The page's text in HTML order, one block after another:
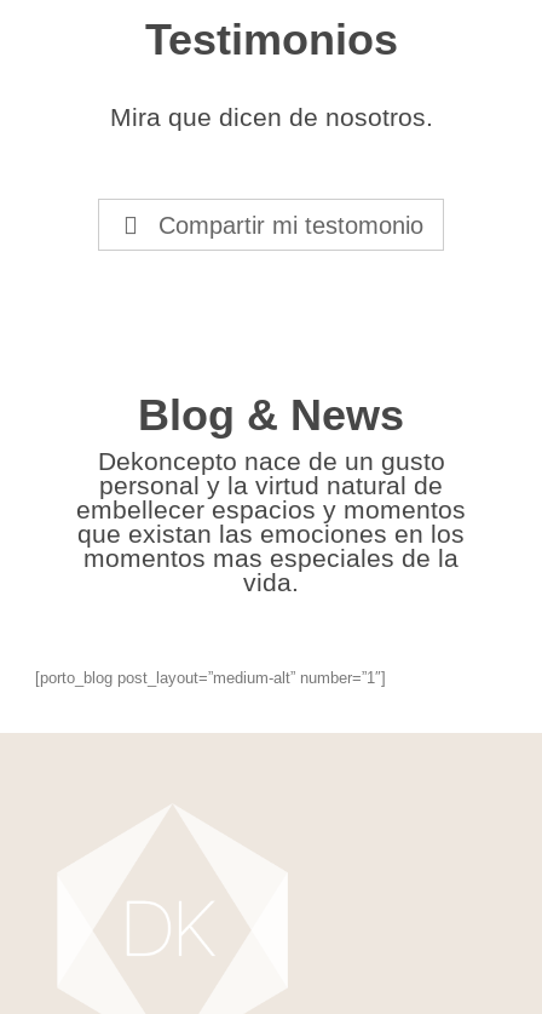
Testimonios
Mira que dicen de nosotros.
Compartir mi testomonio
Blog & News
Dekoncepto nace de un gusto
personal y la virtud natural de
embellecer espacios y momentos
que existan las emociones en los
momentos mas especiales de la
vida.
[porto_blog post_layout=”medium-alt” number=”1″]